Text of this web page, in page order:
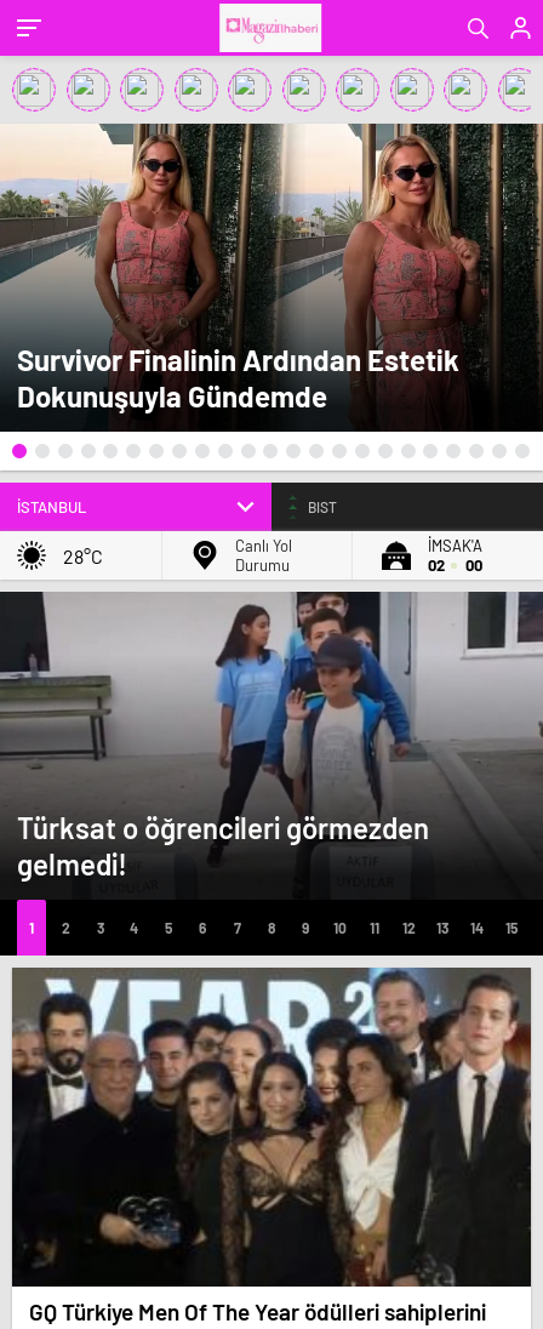
Survivor Finalinin Ardından Estetik
Dokunuşuyla Gündemde
BIST
28°C
Canlı Yol
Durumu
İMSAK'A
02
00
Türksat o öğrencileri görmezden
gelmedi!
GQ Türkiye Men Of The Year ödülleri sahiplerini